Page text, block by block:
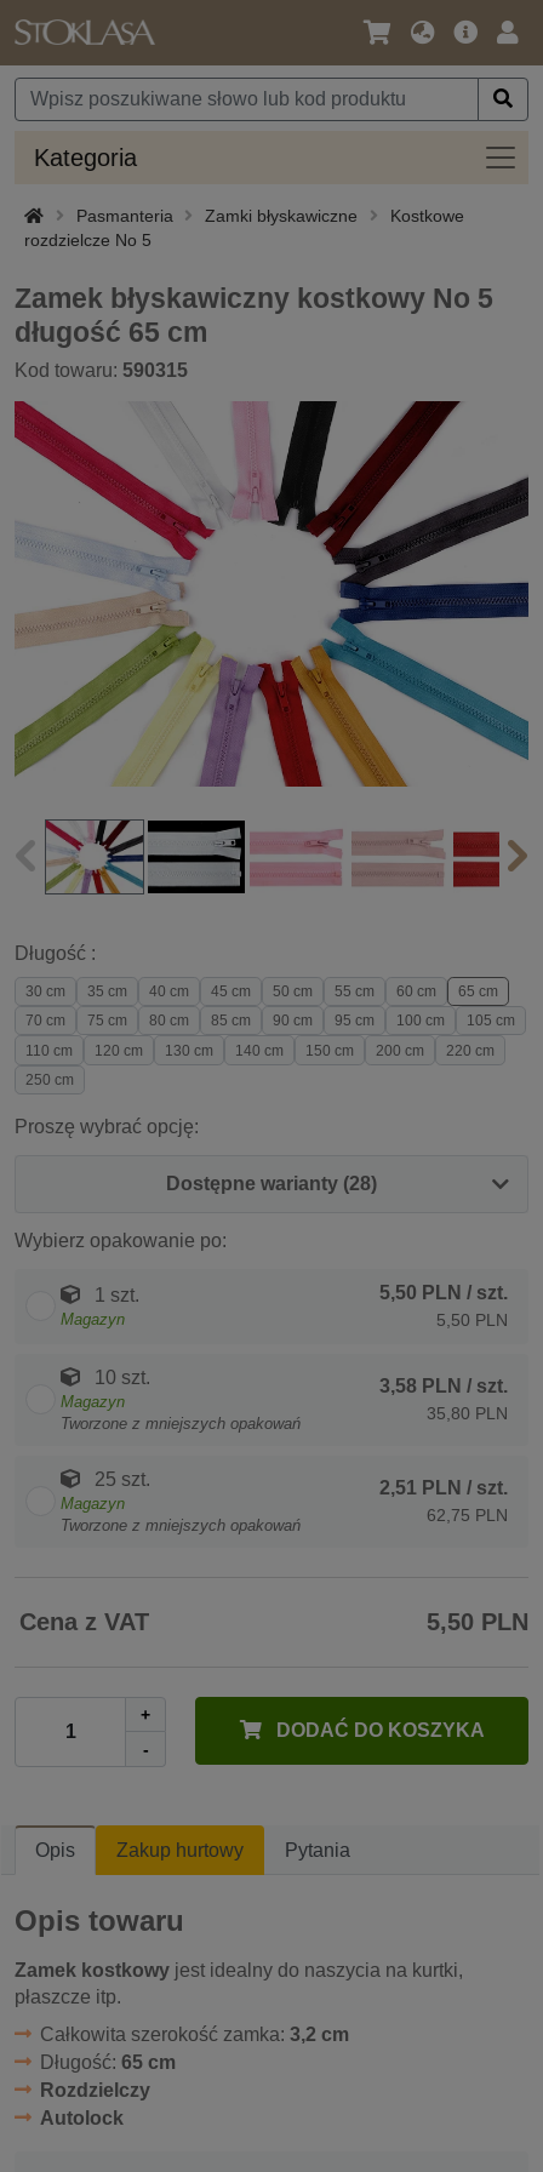
Język
Waluta
Oferta
Kategoria
Pasmanteria Zamki błyskawiczne
Kostkowe
rozdzielcze No 5
Zamek błyskawiczny kostkowy No 5
długość 65 cm
Kod towaru: 590315
Długość :
30 cm 35 cm 40 cm 45 cm 50 cm 55 cm 60 cm
65 cm
70 cm
75 cm 80 cm 85 cm 90 cm 95 cm 100 cm
105 cm
110 cm
120 cm 130 cm 140 cm 150 cm 200 cm
220 cm
250 cm
Proszę wybrać opcję:
Dostępne warianty (28)
Wybierz opakowanie po:
1 szt.
Magazyn
5,50 PLN / szt.
5,50 PLN
10 szt.
Magazyn
Tworzone z mniejszych opakowań
3,58 PLN / szt.
35,80 PLN
25 szt.
Magazyn
Tworzone z mniejszych opakowań
2,51 PLN / szt.
62,75 PLN
Cena z VAT 5,50 PLN
+
-
DODAĆ DO KOSZYKA
Opis Zakup hurtowy Pytania
Opis towaru
Zamek kostkowy jest idealny do naszycia na kurtki,
płaszcze itp.
Całkowita szerokość zamka: 3,2 cm
Długość: 65 cm
Rozdzielczy
Autolock